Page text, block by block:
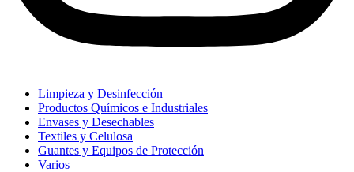
Limpieza y Desinfección
Productos Químicos e Industriales
Envases y Desechables
Textiles y Celulosa
Guantes y Equipos de Protección
Varios